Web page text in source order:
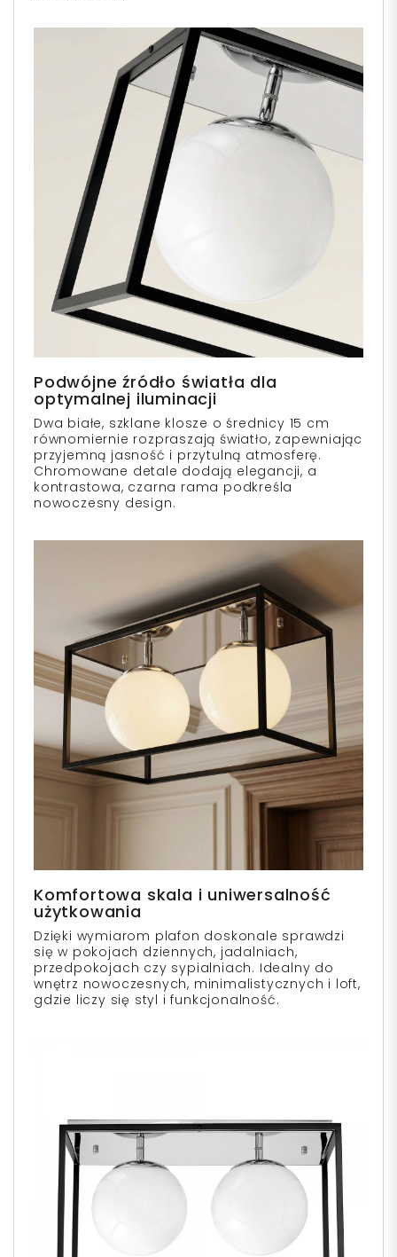
Podwójne źródło światła dla
optymalnej iluminacji
Dwa białe, szklane klosze o średnicy 15 cm
równomiernie rozpraszają światło, zapewniając
przyjemną jasność i przytulną atmosferę.
Chromowane detale dodają elegancji, a
kontrastowa, czarna rama podkreśla
nowoczesny design.
Komfortowa skala i uniwersalność
użytkowania
Dzięki wymiarom plafon doskonale sprawdzi
się w pokojach dziennych, jadalniach,
przedpokojach czy sypialniach. Idealny do
wnętrz nowoczesnych, minimalistycznych i loft,
gdzie liczy się styl i funkcjonalność.